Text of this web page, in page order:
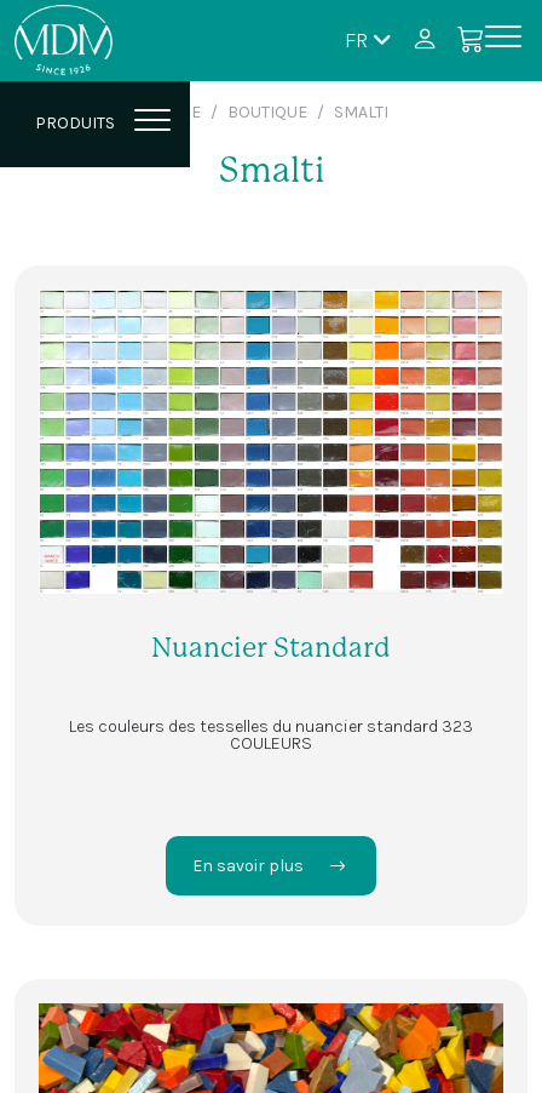
FR
PRODUITS
HOME BOUTIQUE SMALTI
Smalti
Nuancier Standard
Les couleurs des tesselles du nuancier standard 323
COULEURS
En savoir plus